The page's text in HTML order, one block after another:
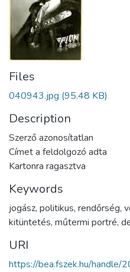
Files
040943.jpg (95.48 KB)
Description
Szerző azonosítatlan
Címet a feldolgozó adta
Kartonra ragasztva
Keywords
jogász, politikus, rendőrség,
kitüntetés, műtermi portré,
URI
https://bea.fszek.hu/